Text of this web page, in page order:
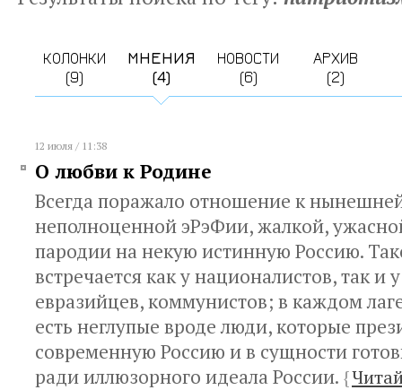
КОЛОНКИ
(9)
МНЕНИЯ
(4)
НОВОСТИ
(6)
АРХИВ
(2)
12 июля / 11:38
О любви к Родине
Всегда поражало отношение к
неполноценной эРэФии, жалкой,
пародии на некую истинную Россию.
встречается как у националистов, так и
евразийцев, коммунистов; в каждом
есть неглупые вроде люди, которые
современную Россию и в сущности
ради иллюзорного идеала России. {